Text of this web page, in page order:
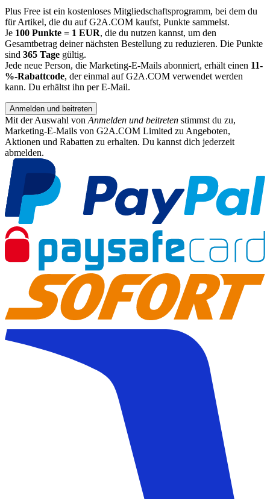
Plus Free ist ein kostenloses Mitgliedschaftsprogramm, bei dem du
für Artikel, die du auf G2A.COM kaufst, Punkte sammelst.
Je 100 Punkte = 1 EUR, die du nutzen kannst, um den
Gesamtbetrag deiner nächsten Bestellung zu reduzieren. Die Punkte
sind 365 Tage gültig.
Jede neue Person, die Marketing-E-Mails abonniert, erhält einen 11-
%-Rabattcode, der einmal auf G2A.COM verwendet werden
kann. Du erhältst ihn per E-Mail.
Anmelden und beitreten
Mit der Auswahl von Anmelden und beitreten stimmst du zu,
Marketing-E-Mails von G2A.COM Limited zu Angeboten,
Aktionen und Rabatten zu erhalten. Du kannst dich jederzeit
abmelden.